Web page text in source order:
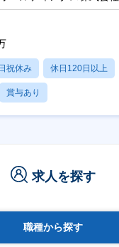
祝休み 休日120日以上
賞与あり
求人を探す
職種から探す